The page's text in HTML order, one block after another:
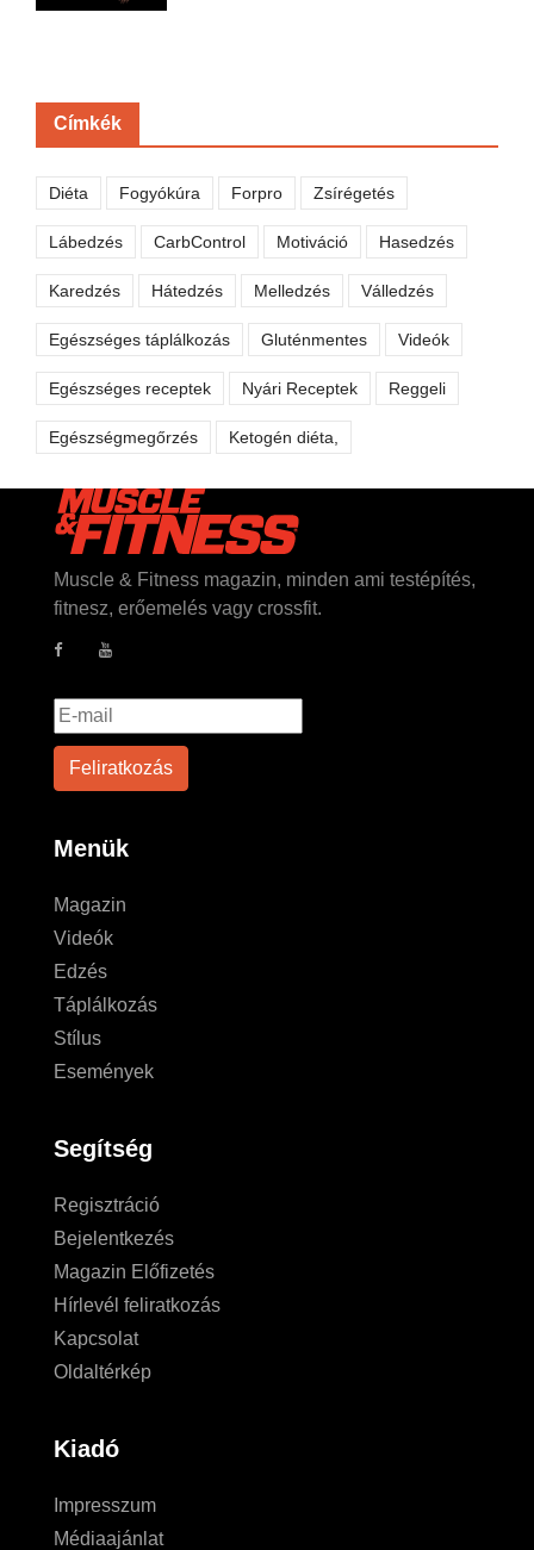
Címkék
Diéta Fogyókúra Forpro Zsírégetés
Lábedzés CarbControl Motiváció Hasedzés
Karedzés Hátedzés Melledzés Válledzés
Egészséges táplálkozás Gluténmentes Videók
Egészséges receptek Nyári Receptek Reggeli
Egészségmegőrzés Ketogén diéta,
Muscle & Fitness magazin, minden ami testépítés,
fitnesz, erőemelés vagy crossfit.
Menük
Magazin
Videók
Edzés
Táplálkozás
Stílus
Események
Segítség
Regisztráció
Bejelentkezés
Magazin Előfizetés
Hírlevél feliratkozás
Kapcsolat
Oldaltérkép
Kiadó
Impresszum
Médiaajánlat